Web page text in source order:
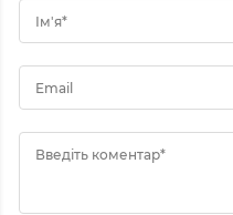
Ім'я*
Email
Введіть коментар*